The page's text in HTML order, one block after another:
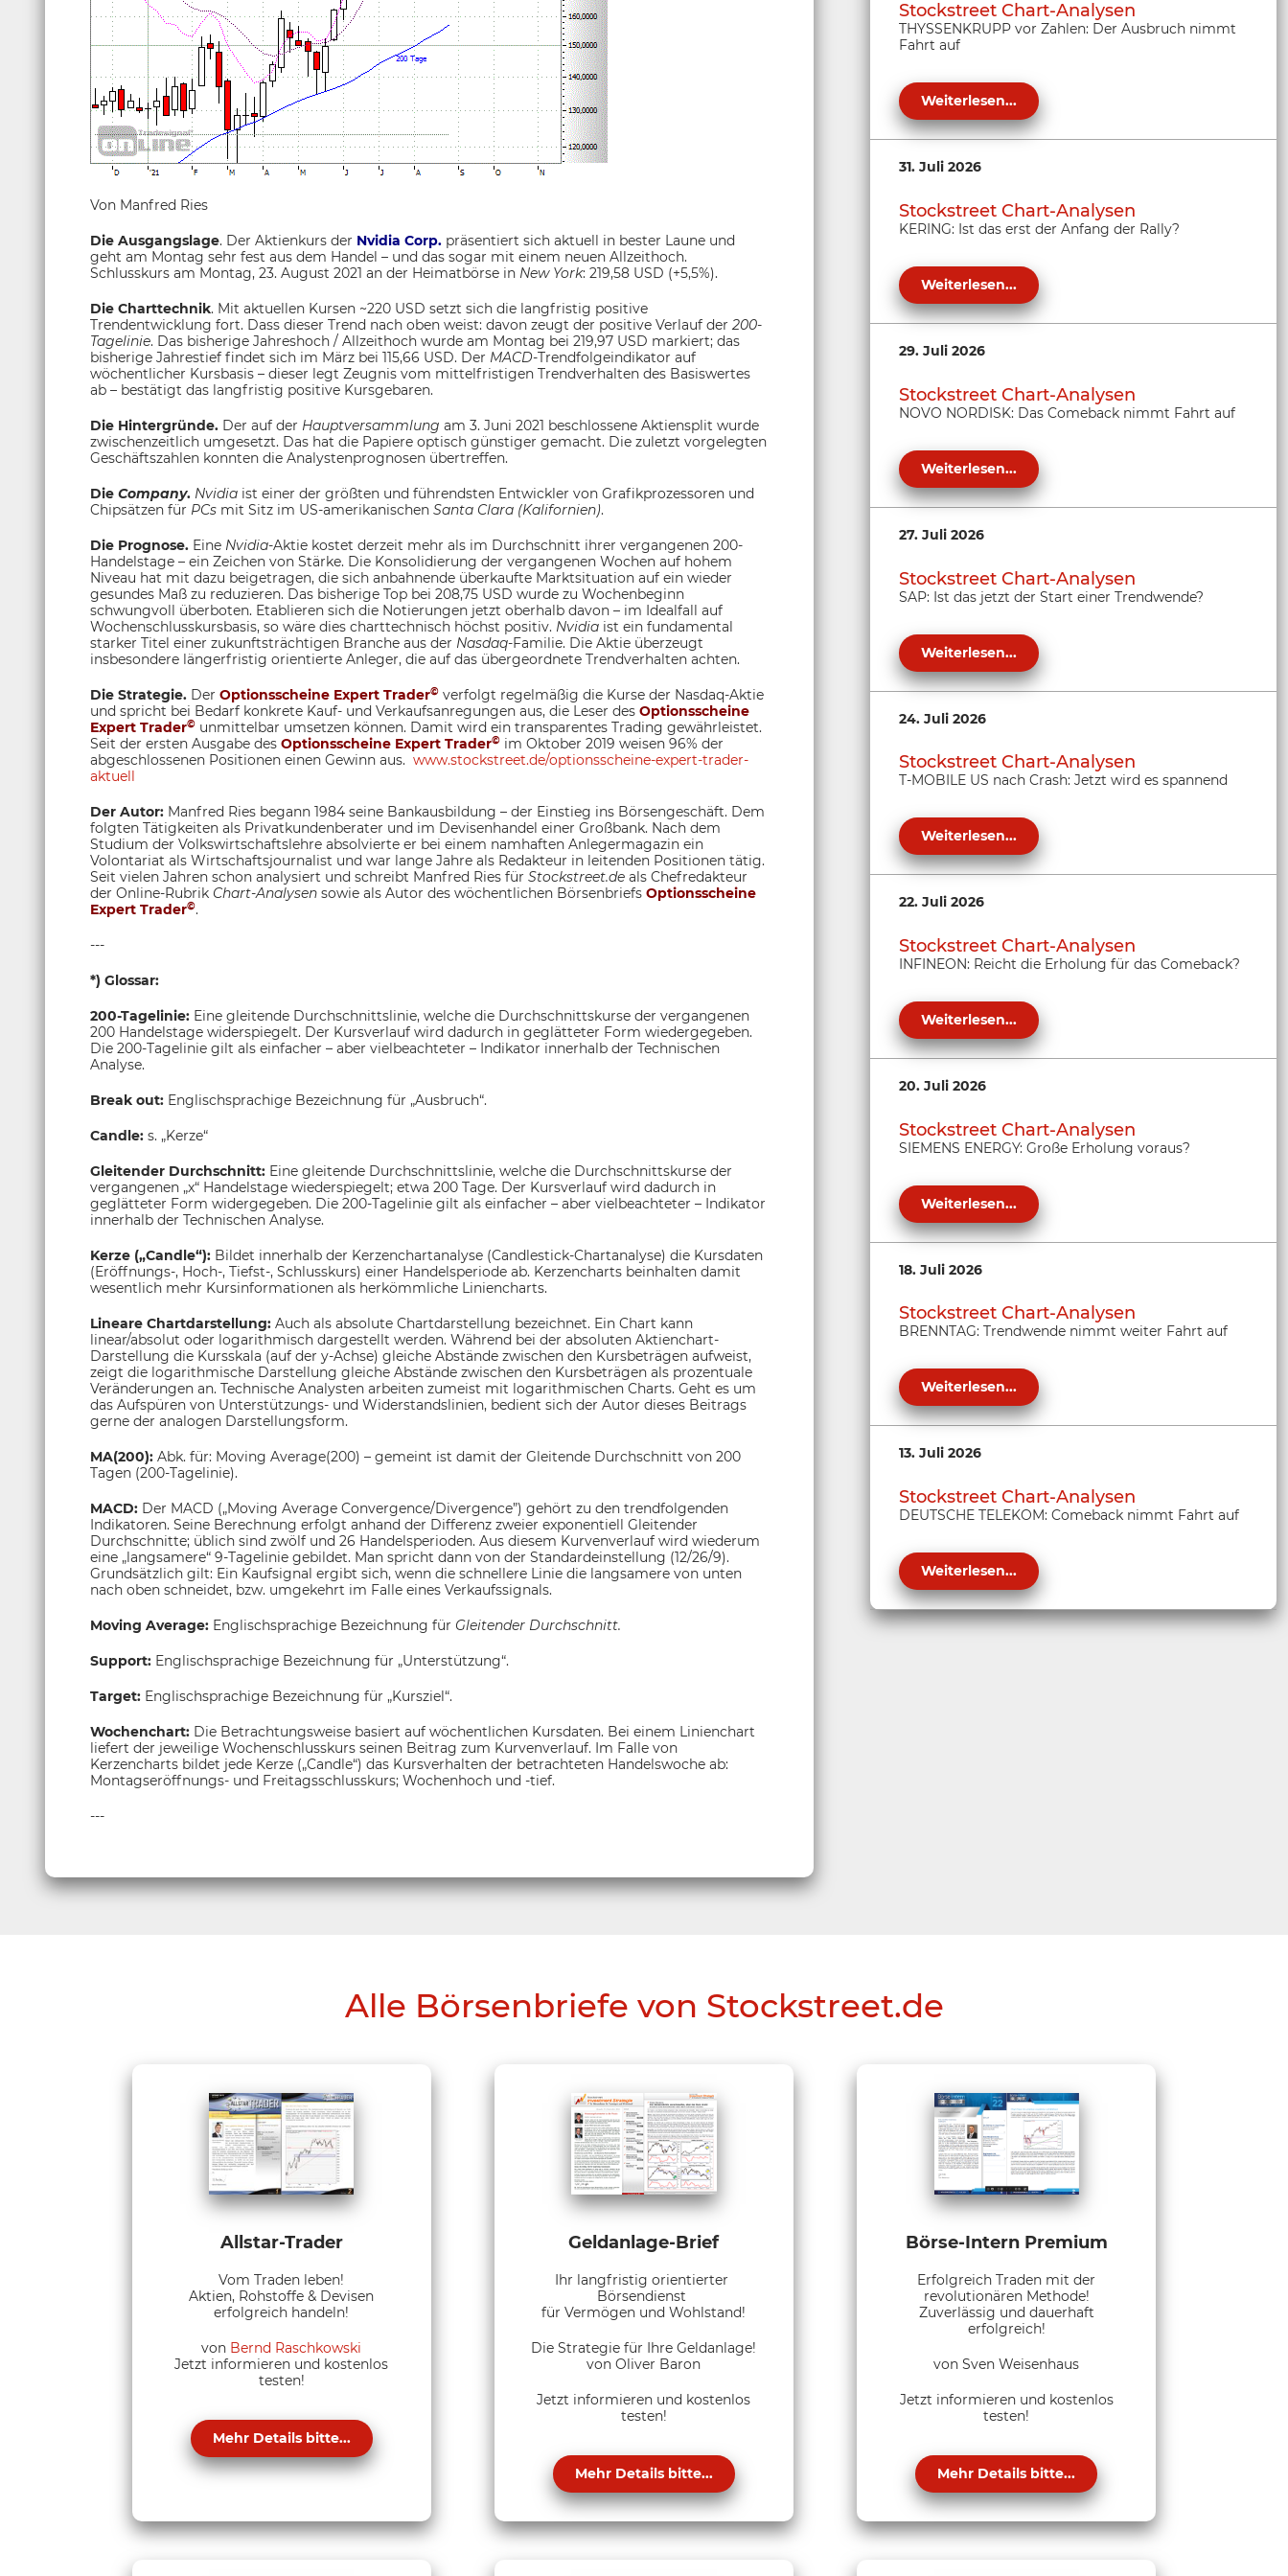
Von Manfred Ries
Die Ausgangslage. Der Aktienkurs der Nvidia Corp. präsentiert sich aktuell in bester Laune und
geht am Montag sehr fest aus dem Handel – und das sogar mit einem neuen Allzeithoch.
Schlusskurs am Montag, 23. August 2021 an der Heimatbörse in New York: 219,58 USD (+5,5%).
Die Charttechnik. Mit aktuellen Kursen ~220 USD setzt sich die langfristig positive
Trendentwicklung fort. Dass dieser Trend nach oben weist: davon zeugt der positive Verlauf der 200-
Tagelinie. Das bisherige Jahreshoch / Allzeithoch wurde am Montag bei 219,97 USD markiert; das
bisherige Jahrestief findet sich im März bei 115,66 USD. Der MACD-Trendfolgeindikator auf
wöchentlicher Kursbasis – dieser legt Zeugnis vom mittelfristigen Trendverhalten des Basiswertes
ab – bestätigt das langfristig positive Kursgebaren.
Die Hintergründe. Der auf der Hauptversammlung am 3. Juni 2021 beschlossene Aktiensplit wurde
zwischenzeitlich umgesetzt. Das hat die Papiere optisch günstiger gemacht. Die zuletzt vorgelegten
Geschäftszahlen konnten die Analystenprognosen übertreffen.
Die Company. Nvidia ist einer der größten und führendsten Entwickler von Grafikprozessoren und
Chipsätzen für PCs mit Sitz im US-amerikanischen Santa Clara (Kalifornien).
Die Prognose. Eine Nvidia-Aktie kostet derzeit mehr als im Durchschnitt ihrer vergangenen 200-
Handelstage – ein Zeichen von Stärke. Die Konsolidierung der vergangenen Wochen auf hohem
Niveau hat mit dazu beigetragen, die sich anbahnende überkaufte Marktsituation auf ein wieder
gesundes Maß zu reduzieren. Das bisherige Top bei 208,75 USD wurde zu Wochenbeginn
schwungvoll überboten. Etablieren sich die Notierungen jetzt oberhalb davon – im Idealfall auf
Wochenschlusskursbasis, so wäre dies charttechnisch höchst positiv. Nvidia ist ein fundamental
starker Titel einer zukunftsträchtigen Branche aus der Nasdaq-Familie. Die Aktie überzeugt
insbesondere längerfristig orientierte Anleger, die auf das übergeordnete Trendverhalten achten.
Die Strategie. Der Optionsscheine Expert Trader© verfolgt regelmäßig die Kurse der Nasdaq-Aktie
und spricht bei Bedarf konkrete Kauf- und Verkaufsanregungen aus, die Leser des Optionsscheine
Expert Trader© unmittelbar umsetzen können. Damit wird ein transparentes Trading gewährleistet.
Seit der ersten Ausgabe des Optionsscheine Expert Trader© im Oktober 2019 weisen 96% der
abgeschlossenen Positionen einen Gewinn aus. www.stockstreet.de/optionsscheine-expert-trader-
aktuell
Der Autor: Manfred Ries begann 1984 seine Bankausbildung – der Einstieg ins Börsengeschäft. Dem
folgten Tätigkeiten als Privatkundenberater und im Devisenhandel einer Großbank. Nach dem
Studium der Volkswirtschaftslehre absolvierte er bei einem namhaften Anlegermagazin ein
Volontariat als Wirtschaftsjournalist und war lange Jahre als Redakteur in leitenden Positionen tätig.
Seit vielen Jahren schon analysiert und schreibt Manfred Ries für Stockstreet.de als Chefredakteur
der Online-Rubrik Chart-Analysen sowie als Autor des wöchentlichen Börsenbriefs Optionsscheine
Expert Trader©.
---
*) Glossar:
200-Tagelinie: Eine gleitende Durchschnittslinie, welche die Durchschnittskurse der vergangenen
200 Handelstage widerspiegelt. Der Kursverlauf wird dadurch in geglätteter Form wiedergegeben.
Die 200-Tagelinie gilt als einfacher – aber vielbeachteter – Indikator innerhalb der Technischen
Analyse.
Break out: Englischsprachige Bezeichnung für „Ausbruch“.
Candle: s. „Kerze“
Gleitender Durchschnitt: Eine gleitende Durchschnittslinie, welche die Durchschnittskurse der
vergangenen „x“ Handelstage wiederspiegelt; etwa 200 Tage. Der Kursverlauf wird dadurch in
geglätteter Form widergegeben. Die 200-Tagelinie gilt als einfacher – aber vielbeachteter – Indikator
innerhalb der Technischen Analyse.
Kerze („Candle“): Bildet innerhalb der Kerzenchartanalyse (Candlestick-Chartanalyse) die Kursdaten
(Eröffnungs-, Hoch-, Tiefst-, Schlusskurs) einer Handelsperiode ab. Kerzencharts beinhalten damit
wesentlich mehr Kursinformationen als herkömmliche Liniencharts.
Lineare Chartdarstellung: Auch als absolute Chartdarstellung bezeichnet. Ein Chart kann
linear/absolut oder logarithmisch dargestellt werden. Während bei der absoluten Aktienchart-
Darstellung die Kursskala (auf der y-Achse) gleiche Abstände zwischen den Kursbeträgen aufweist,
zeigt die logarithmische Darstellung gleiche Abstände zwischen den Kursbeträgen als prozentuale
Veränderungen an. Technische Analysten arbeiten zumeist mit logarithmischen Charts. Geht es um
das Aufspüren von Unterstützungs- und Widerstandslinien, bedient sich der Autor dieses Beitrags
gerne der analogen Darstellungsform.
MA(200): Abk. für: Moving Average(200) – gemeint ist damit der Gleitende Durchschnitt von 200
Tagen (200-Tagelinie).
MACD: Der MACD („Moving Average Convergence/Divergence”) gehört zu den trendfolgenden
Indikatoren. Seine Berechnung erfolgt anhand der Differenz zweier exponentiell Gleitender
Durchschnitte; üblich sind zwölf und 26 Handelsperioden. Aus diesem Kurvenverlauf wird wiederum
eine „langsamere“ 9-Tagelinie gebildet. Man spricht dann von der Standardeinstellung (12/26/9).
Grundsätzlich gilt: Ein Kaufsignal ergibt sich, wenn die schnellere Linie die langsamere von unten
nach oben schneidet, bzw. umgekehrt im Falle eines Verkaufssignals.
Moving Average: Englischsprachige Bezeichnung für Gleitender Durchschnitt.
Support: Englischsprachige Bezeichnung für „Unterstützung“.
Target: Englischsprachige Bezeichnung für „Kursziel“.
Wochenchart: Die Betrachtungsweise basiert auf wöchentlichen Kursdaten. Bei einem Linienchart
liefert der jeweilige Wochenschlusskurs seinen Beitrag zum Kurvenverlauf. Im Falle von
Kerzencharts bildet jede Kerze („Candle“) das Kursverhalten der betrachteten Handelswoche ab:
Montagseröffnungs- und Freitagsschlusskurs; Wochenhoch und -tief.
---
Stockstreet Chart-Analysen
THYSSENKRUPP vor Zahlen: Der Ausbruch nimmt
Fahrt auf
Weiterlesen...
31. Juli 2026
Stockstreet Chart-Analysen
KERING: Ist das erst der Anfang der Rally?
Weiterlesen...
29. Juli 2026
Stockstreet Chart-Analysen
NOVO NORDISK: Das Comeback nimmt Fahrt auf
Weiterlesen...
27. Juli 2026
Stockstreet Chart-Analysen
SAP: Ist das jetzt der Start einer Trendwende?
Weiterlesen...
24. Juli 2026
Stockstreet Chart-Analysen
T-MOBILE US nach Crash: Jetzt wird es spannend
Weiterlesen...
22. Juli 2026
Stockstreet Chart-Analysen
INFINEON: Reicht die Erholung für das Comeback?
Weiterlesen...
20. Juli 2026
Stockstreet Chart-Analysen
SIEMENS ENERGY: Große Erholung voraus?
Weiterlesen...
18. Juli 2026
Stockstreet Chart-Analysen
BRENNTAG: Trendwende nimmt weiter Fahrt auf
Weiterlesen...
13. Juli 2026
Stockstreet Chart-Analysen
DEUTSCHE TELEKOM: Comeback nimmt Fahrt auf
Weiterlesen...
Alle Börsenbriefe von Stockstreet.de
Allstar-Trader
Vom Traden leben!
Aktien, Rohstoffe & Devisen
erfolgreich handeln!
von Bernd Raschkowski
Jetzt informieren und kostenlos
testen!
Mehr Details bitte...
Geldanlage-Brief
Ihr langfristig orientierter
Börsendienst
für Vermögen und Wohlstand!
Die Strategie für Ihre Geldanlage!
von Oliver Baron
Jetzt informieren und kostenlos
testen!
Mehr Details bitte...
Börse-Intern Premium
Erfolgreich Traden mit der
revolutionären Methode!
Zuverlässig und dauerhaft
erfolgreich!
von Sven Weisenhaus
Jetzt informieren und kostenlos
testen!
Mehr Details bitte...